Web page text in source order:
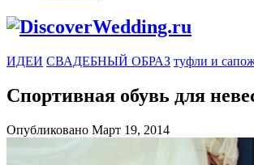
ИДЕИ СВАДЕБНЫЙ ОБРАЗ туфли и
Спортивная обувь для
Опубликовано Март 19, 2014